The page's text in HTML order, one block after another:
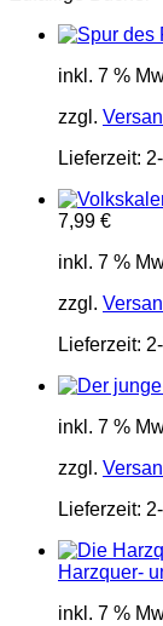
inkl. 7 %
zzgl.
Lieferzeit:
7,99 €
inkl. 7 %
zzgl.
Lieferzeit:
inkl. 7 %
zzgl.
Lieferzeit:
Harzquer-
inkl. 7 %